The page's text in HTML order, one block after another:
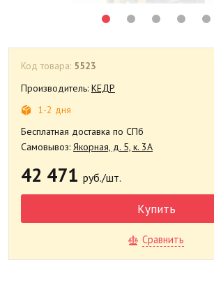
Код товара: 5523
Производитель: КЕДР
1-2 дня
Бесплатная доставка по СПб
Самовывоз: Якорная, д. 5, к. 3А
42 471 руб./шт.
Купить
Сравнить